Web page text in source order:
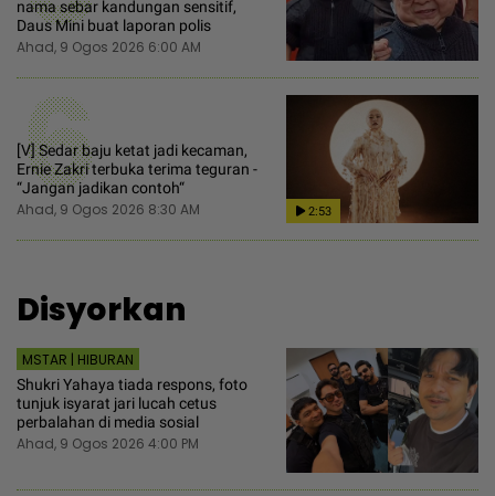
nama sebar kandungan sensitif,
Daus Mini buat laporan polis
Ahad, 9 Ogos 2026 6:00 AM
6
[V] Sedar baju ketat jadi kecaman,
Ernie Zakri terbuka terima teguran -
“Jangan jadikan contoh“
Ahad, 9 Ogos 2026 8:30 AM 2:53
Disyorkan
MSTAR | HIBURAN
Shukri Yahaya tiada respons, foto
tunjuk isyarat jari lucah cetus
perbalahan di media sosial
Ahad, 9 Ogos 2026 4:00 PM